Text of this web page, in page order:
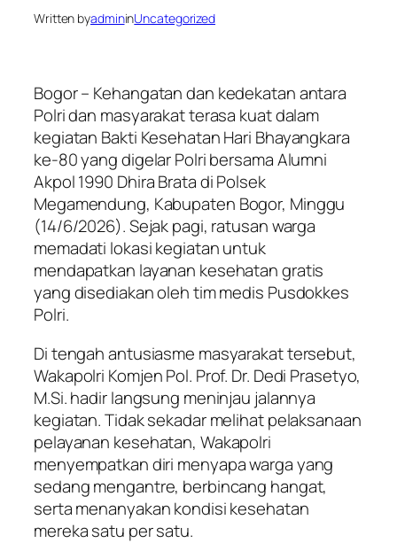
Written byadmininUncategorized
Bogor – Kehangatan dan kedekatan antara
Polri dan masyarakat terasa kuat dalam
kegiatan Bakti Kesehatan Hari Bhayangkara
ke-80 yang digelar Polri bersama Alumni
Akpol 1990 Dhira Brata di Polsek
Megamendung, Kabupaten Bogor, Minggu
(14/6/2026). Sejak pagi, ratusan warga
memadati lokasi kegiatan untuk
mendapatkan layanan kesehatan gratis
yang disediakan oleh tim medis Pusdokkes
Polri.
Di tengah antusiasme masyarakat tersebut,
Wakapolri Komjen Pol. Prof. Dr. Dedi Prasetyo,
M.Si. hadir langsung meninjau jalannya
kegiatan. Tidak sekadar melihat pelaksanaan
pelayanan kesehatan, Wakapolri
menyempatkan diri menyapa warga yang
sedang mengantre, berbincang hangat,
serta menanyakan kondisi kesehatan
mereka satu per satu.